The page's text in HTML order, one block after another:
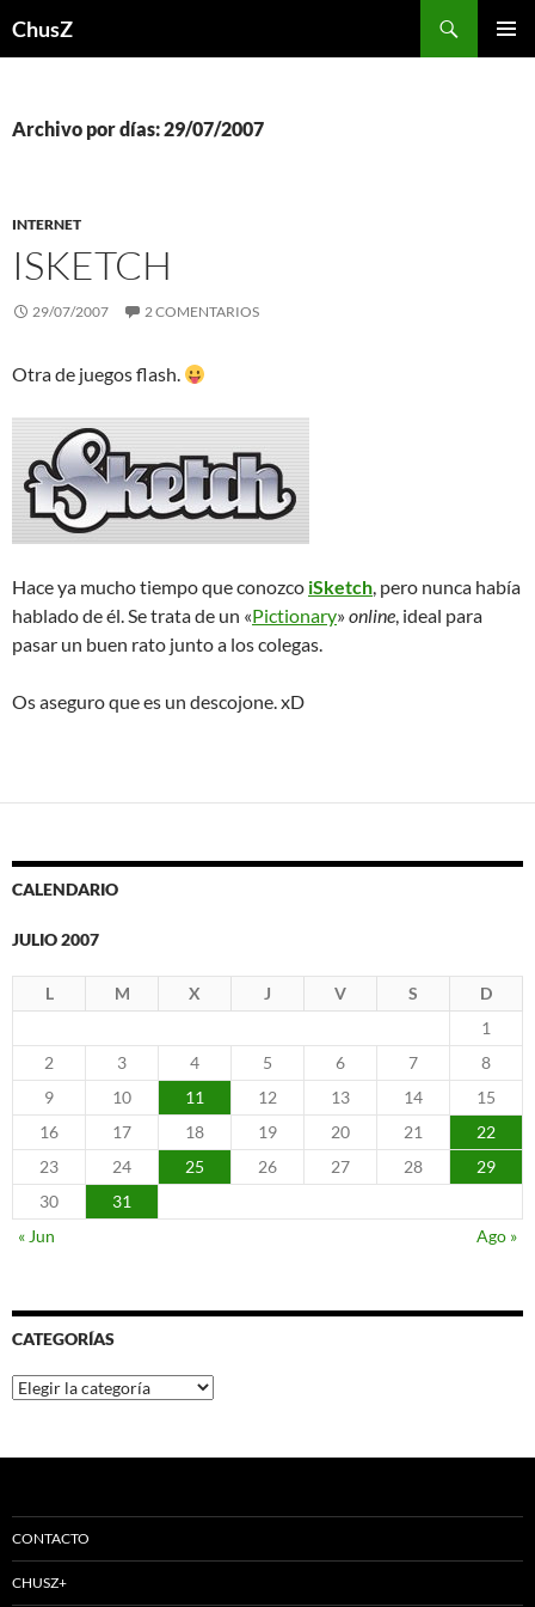
ChusZ
Archivo por días: 29/07/2007
INTERNET
ISKETCH
29/07/2007 2 COMENTARIOS
Otra de juegos flash.
Hace ya mucho tiempo que conozco iSketch, pero nunca había
hablado de él. Se trata de un «Pictionary»online, ideal para
pasar un buen rato junto a los colegas.
Os aseguro que es un descojone. xD
CALENDARIO
JULIO 2007
L M X J V S
D
1
2
3 4 5 6 7
8
9
10 11 12 13 14
15
16
17 18 19 20 21
22
23
24 25 26 27 28
29
30
31
« Jun
Ago »
CATEGORÍAS
Categorías
CONTACTO
CHUSZ+